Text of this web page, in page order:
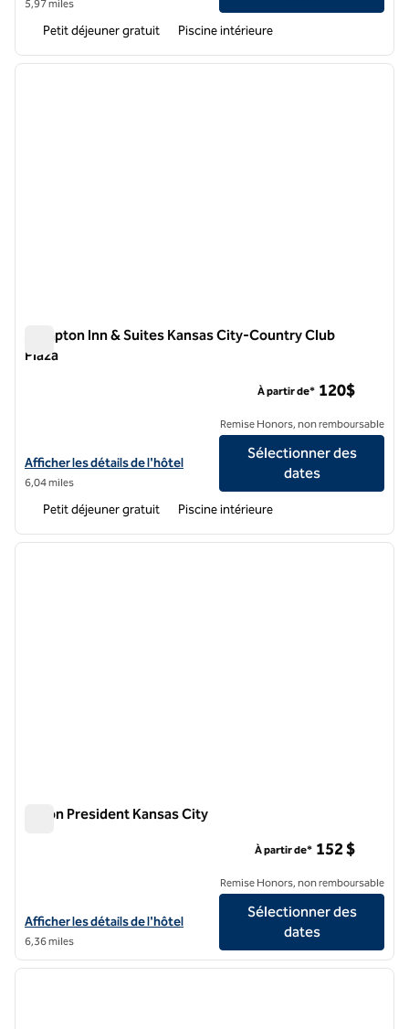
5,97 miles
Petit déjeuner gratuit Piscine intérieure
1 sur 12
Hampton Inn & Suites Kansas City-Country Club
Plaza
Afficher les détails de l'hôtel Hampton Inn & Suites Kansas City-
Afficher les détails de l'hôtel
6,04 miles
À partir de* 120$
Remise Honors, non remboursable
Sélectionner des
dates
Petit déjeuner gratuit Piscine intérieure
1 sur 12
Hilton President Kansas City
Afficher les détails de l'hôtel Hilton President Kansas City
Afficher les détails de l'hôtel
6,36 miles
À partir de* 152 $
Remise Honors, non remboursable
Sélectionner des
dates
1/12
1 sur 12